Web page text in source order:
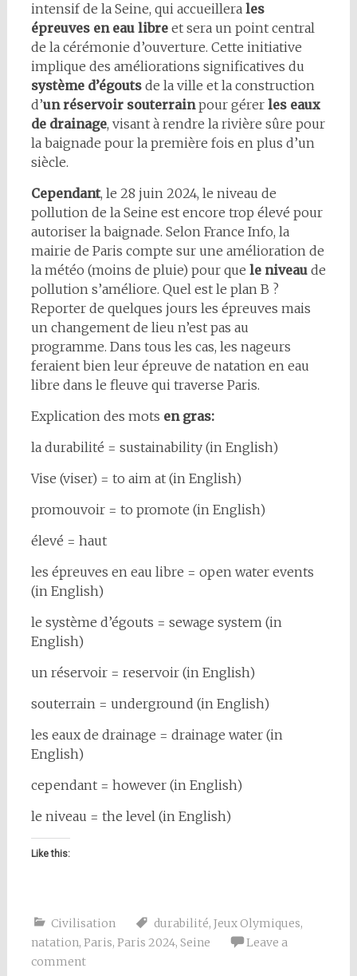
intensif de la Seine, qui accueillera les
épreuves en eau libre et sera un point central
de la cérémonie d’ouverture. Cette initiative
implique des améliorations significatives du
système d’égoutsde la ville et la construction
d’un réservoir souterrainpour gérer les eaux
de drainage, visant à rendre la rivière sûre pour
la baignade pour la première fois en plus d’un
siècle.
Cependant, le 28 juin 2024, le niveau de
pollution de la Seine est encore trop élevé pour
autoriser la baignade. Selon France Info, la
mairie de Paris compte sur une amélioration de
la météo (moins de pluie) pour que le niveaude
pollution s’améliore. Quel est le plan B ?
Reporter de quelques jours les épreuves mais
un changement de lieu n’est pas au
programme. Dans tous les cas, les nageurs
feraient bien leur épreuve de natation en eau
libre dans le fleuve qui traverse Paris.
Explication des mots en gras:
la durabilité = sustainability (in English)
Vise (viser) = to aim at (in English)
promouvoir = to promote (in English)
élevé = haut
les épreuves en eau libre = open water events
(in English)
le système d’égouts = sewage system (in
English)
un réservoir = reservoir (in English)
souterrain = underground (in English)
les eaux de drainage = drainage water (in
English)
cependant = however (in English)
le niveau = the level (in English)
Like this:
Civilisation durabilité, Jeux Olymiques,
natation, Paris, Paris 2024, Seine
Leave a
comment